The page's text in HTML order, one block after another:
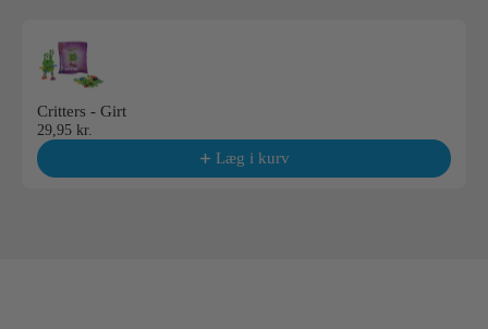
Critters - Girt
29,95 kr.
Læg i kurv